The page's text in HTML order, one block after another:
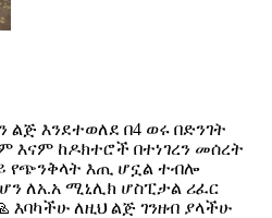
እንደተወለደ በ4 ወሩ በድንገት
እናም ከዶክተሮች በተነገረን መሰረት
የጭንቅላት እጢ ሆኗል ተብሎ
ለአ.አ ሚኒሊክ ሆስፒታል ሪፈር
እባካችሁ ለዚህ ልጅ ገንዘብ ያላችሁ